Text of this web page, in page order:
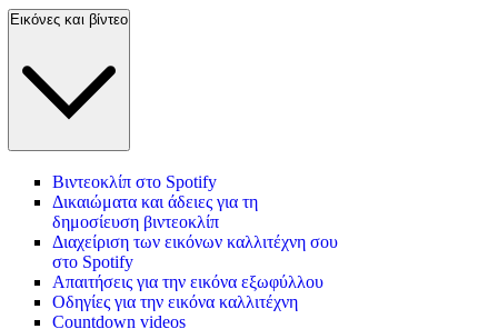
Εικόνες και βίντεο
Βιντεοκλίπ στο Spotify
Δικαιώματα και άδειες για τη
δημοσίευση βιντεοκλίπ
Διαχείριση των εικόνων καλλιτέχνη σου
στο Spotify
Απαιτήσεις για την εικόνα εξωφύλλου
Οδηγίες για την εικόνα καλλιτέχνη
Countdown videos